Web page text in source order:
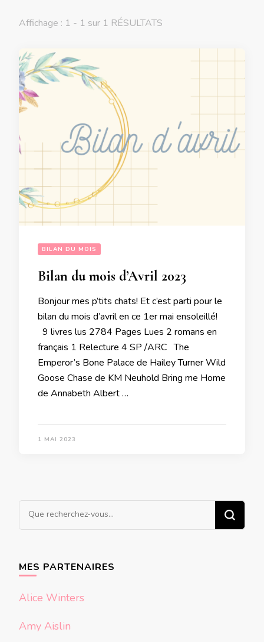
Affichage : 1 - 1 sur 1 RÉSULTATS
BILAN DU MOIS
Bilan du mois d’Avril 2023
Bonjour mes p’tits chats! Et c’est parti pour le
bilan du mois d’avril en ce 1er mai ensoleillé!
9 livres lus 2784 Pages Lues 2 romans en
français 1 Relecture 4 SP /ARC The
Emperor’s Bone Palace de Hailey Turner Wild
Goose Chase de KM Neuhold Bring me Home
de Annabeth Albert …
1 MAI 2023
Vous
MES PARTENAIRES
Alice Winters
Amy Aislin